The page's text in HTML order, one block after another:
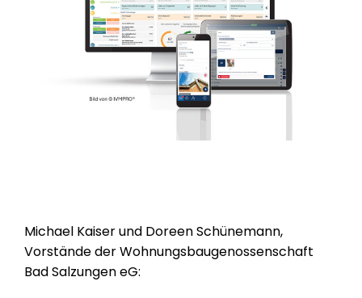
Michael Kaiser und Doreen Schünemann,
Vorstände der Wohnungsbaugenossenschaft
Bad Salzungen eG: